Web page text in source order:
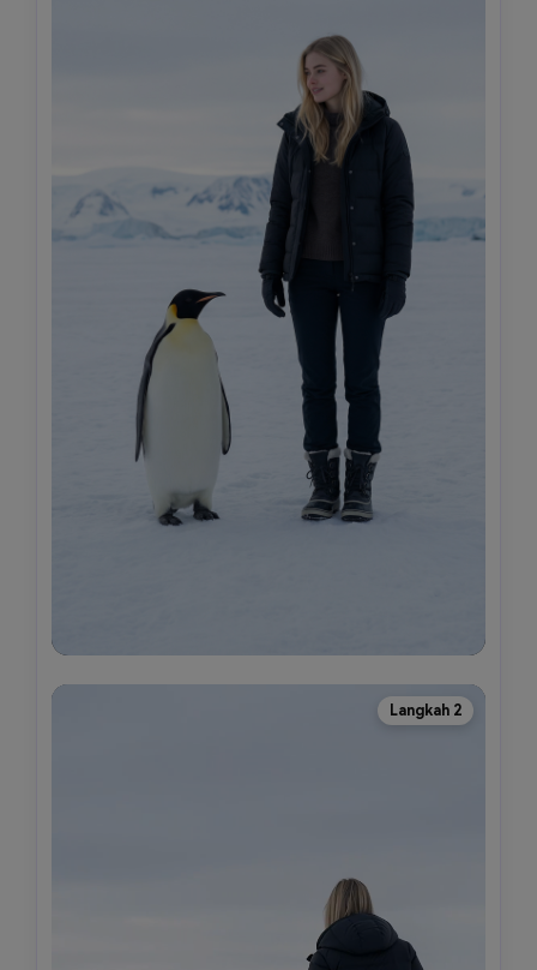
Langkah 2